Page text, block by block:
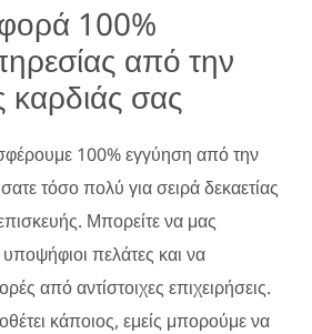
100%
από την
καρδιάς σας
100% εγγύηση από την
τόσο πολύ για σειρά δεκαετίας
Μπορείτε να μας
υποψήφιοι πελάτες και να
από αντίστοιχες επιχειρήσεις.
κάποιος, εμείς μπορούμε να